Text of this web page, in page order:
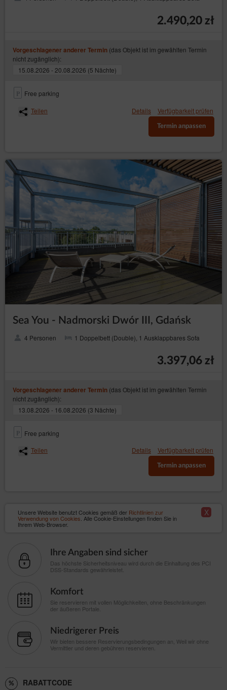
2.490,20 zł
Vorgeschlagener anderer Termin (das Objekt ist im gewählten Termin
nicht zugänglich):
15.08.2026 - 20.08.2026 (5 Nächte)
Free parking
Teilen
Details Verfügbarkeit prüfen
Termin anpassen
Sea You - Nadmorski Dwór III, Gdańsk
4 Personen 1 Doppelbett (Double), 1 Ausklappbares Sofa
3.397,06 zł
Vorgeschlagener anderer Termin (das Objekt ist im gewählten Termin
nicht zugänglich):
13.08.2026 - 16.08.2026 (3 Nächte)
Free parking
Teilen
Details Verfügbarkeit prüfen
Termin anpassen
Unsere Website benutzt Cookies gemäß der Richtlinien zur
Verwendung von Cookies. Alle Cookie-Einstellungen finden Sie in
Ihrem Web-Browser.
X
Ihre Angaben sind sicher
Das höchste Sicherheitsniveau wird durch die Einhaltung des PCI
DSS-Standards gewährleistet.
Komfort
Sie reservieren mit vollen Möglichkeiten, ohne Beschränkungen
der äußeren Portale.
Niedrigerer Preis
Wir bieten bessere Reservierungsbedingungen an, Weil wir ohne
Vermittler und deren gebühren reservieren.
RABATTCODE